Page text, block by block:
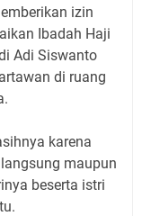
izin
Ibadah Haji
Adi Siswanto
di ruang
karena
maupun
beserta istri